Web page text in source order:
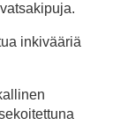
inkivääriä